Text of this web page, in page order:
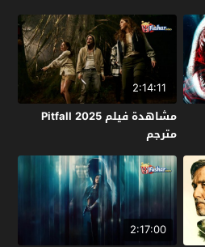
Kakueki Teisha Gekijou Yuki
2026 مترجم
2:14:11
مشاهدة فيلم Pitfall 2025
مترجم
2:17:00